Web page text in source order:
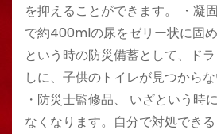
を抑えることができます。 ・凝
で約400mlの尿をゼリー状に固
という時の防災備蓄として、ド
しに、子供のトイレが見つから
・防災士監修品、 いざという時
なくなります。自分で対処でき